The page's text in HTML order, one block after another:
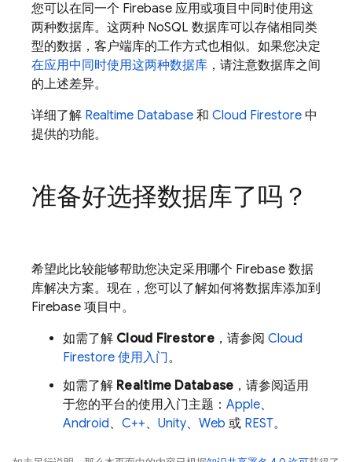
您可以在同一个 Firebase 应用或项目中同时使用这
两种数据库。这两种 NoSQL 数据库可以存储相同类
型的数据，客户端库的工作方式也相似。如果您决定
在应用中同时使用这两种数据库 ，请注意数据库之间
的上述差异。
详细了解 Realtime Database 和 Cloud Firestore 中
提供的功能。
准备好选择数据库了吗？
希望此比较能够帮助您决定采用哪个 Firebase 数据
库解决方案。现在，您可以了解如何将数据库添加到
Firebase 项目中。
如需了解 Cloud Firestore，请参阅 Cloud
Firestore 使用入门。
如需了解 Realtime Database ，请参阅适用
于您的平台的使用入门主题： Apple、
Android、 C++、 Unity、 Web 或 REST。